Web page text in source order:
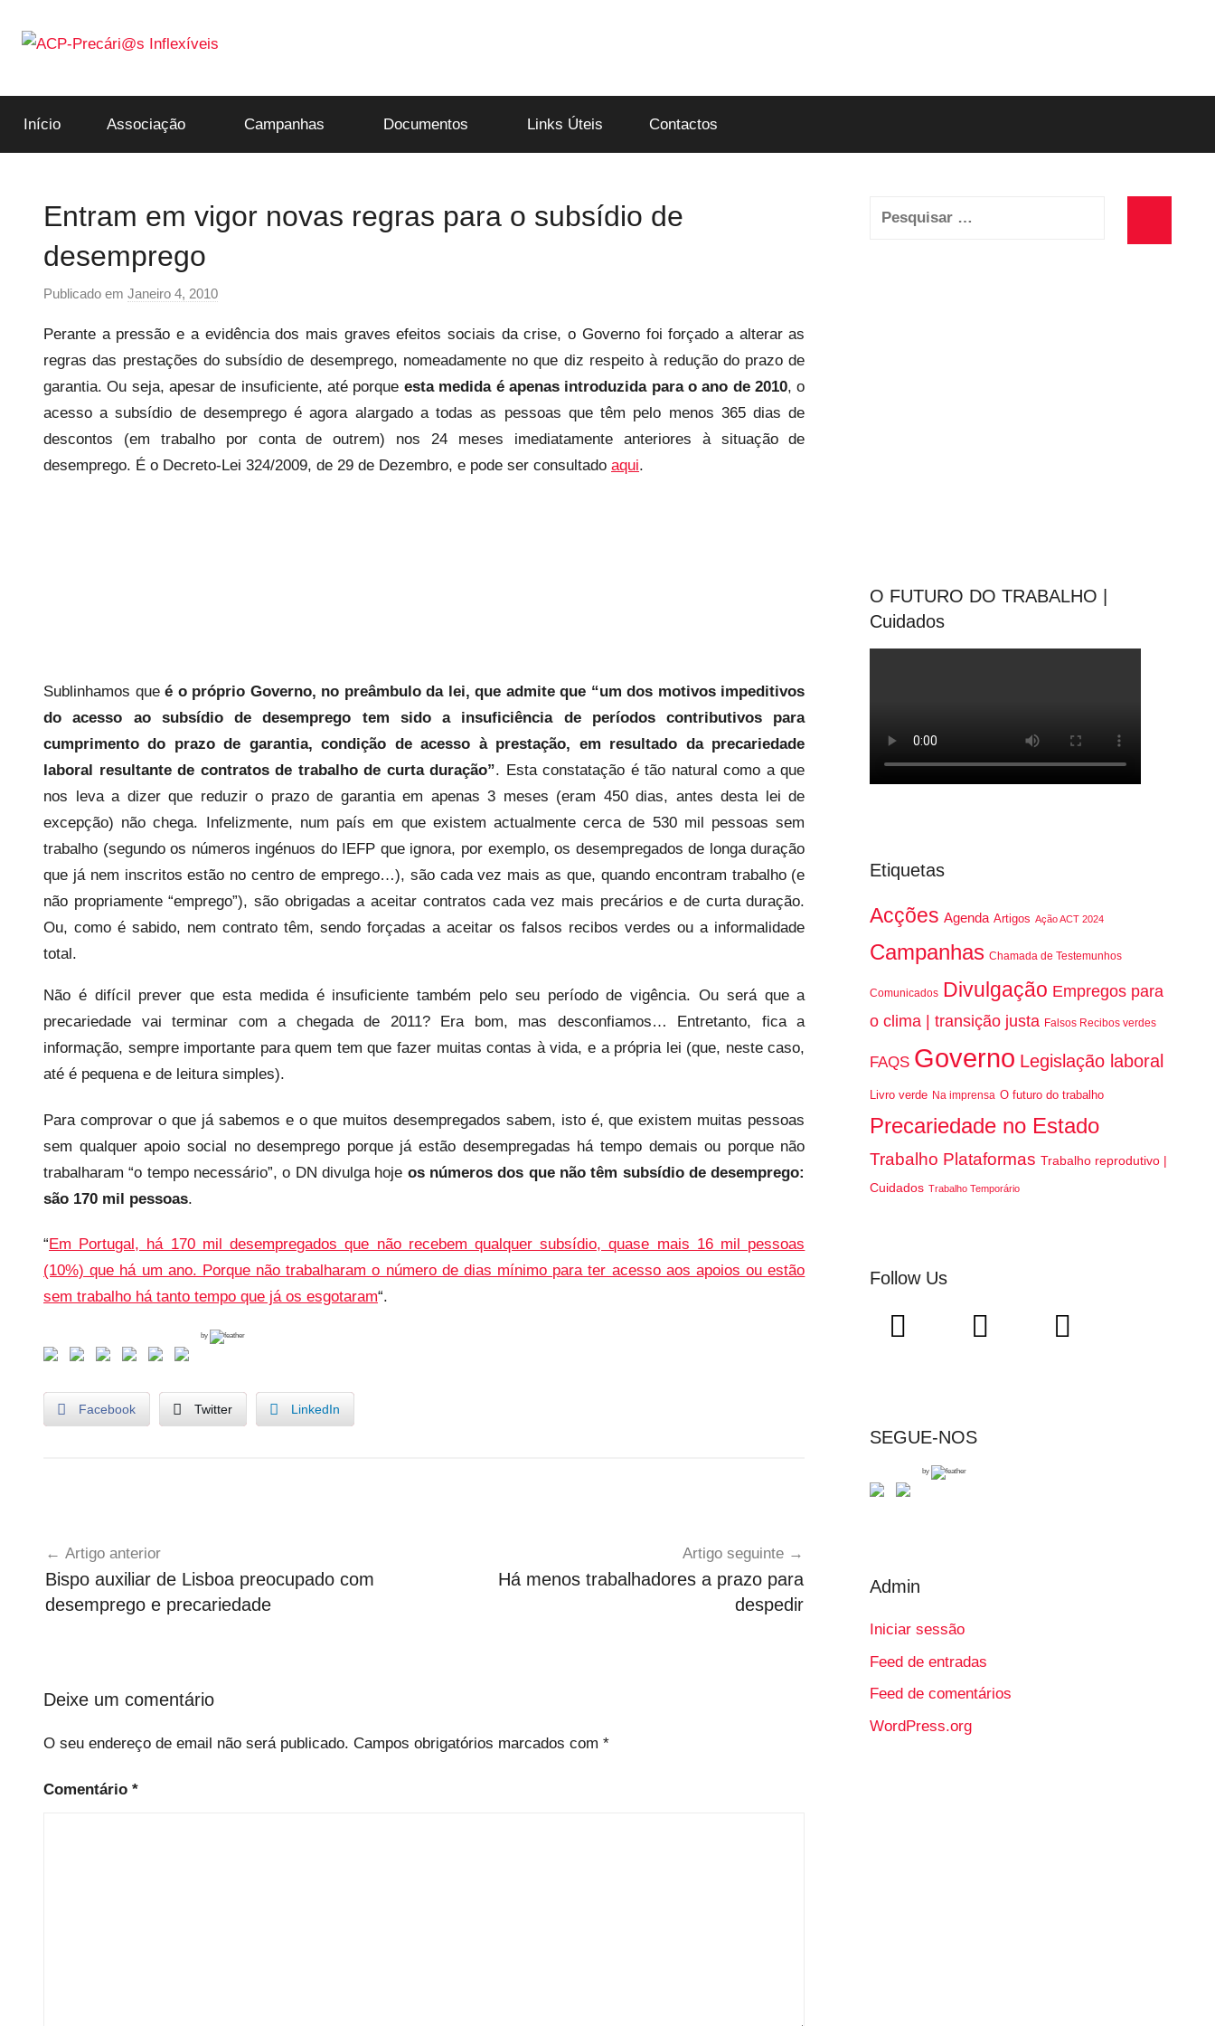
para
ACP-
Precári@s
Início Associação Campanhas Documentos Links Úteis Contactos
Entram em vigor novas regras para o subsídio de
desemprego
Publicado em Janeiro 4, 2010
r
p
r
e
a
x
i
v
e
i
Perante a pressão e a evidência dos mais graves efeitos sociais da crise, o Governo foi forçado a alterar as
regras das prestações do subsídio de desemprego, nomeadamente no que diz respeito à redução do prazo de
garantia. Ou seja, apesar de insuficiente, até porque esta medida é apenas introduzida para o ano de 2010, o
acesso a subsídio de desemprego é agora alargado a todas as pessoas que têm pelo menos 365 dias de
descontos (em trabalho por conta de outrem) nos 24 meses imediatamente anteriores à situação de
desemprego. É o Decreto-Lei 324/2009, de 29 de Dezembro, e pode ser consultado aqui.
Sublinhamos queé o próprio Governo, no preâmbulo da lei, que admite que “um dos motivos impeditivos
do acesso ao subsídio de desemprego tem sido a insuficiência de períodos contributivos para
cumprimento do prazo de garantia, condição de acesso à prestação, em resultado da precariedade
laboral resultante de contratos de trabalho de curta duração”. Esta constatação é tão natural como a que
nos leva a dizer que reduzir o prazo de garantia em apenas 3 meses (eram 450 dias, antes desta lei de
excepção) não chega. Infelizmente, num país em que existem actualmente cerca de 530 mil pessoas sem
trabalho (segundo os números ingénuos do IEFP que ignora, por exemplo, os desempregados de longa duração
que já nem inscritos estão no centro de emprego…), são cada vez mais as que, quando encontram trabalho (e
não propriamente “emprego”), são obrigadas a aceitar contratos cada vez mais precários e de curta duração.
Ou, como é sabido, nem contrato têm, sendo forçadas a aceitar os falsos recibos verdes ou a informalidade
total.
Não é difícil prever que esta medida é insuficiente também pelo seu período de vigência. Ou será que a
precariedade vai terminar com a chegada de 2011? Era bom, mas desconfiamos… Entretanto, fica a
informação, sempre importante para quem tem que fazer muitas contas à vida, e a própria lei (que, neste caso,
até é pequena e de leitura simples).
Para comprovar o que já sabemos e o que muitos desempregados sabem, isto é, que existem muitas pessoas
sem qualquer apoio social no desemprego porque já estão desempregadas há tempo demais ou porque não
trabalharam “o tempo necessário”, o DN divulga hoje os números dos que não têm subsídio de desemprego:
são 170 mil pessoas.
“Em Portugal, há 170 mil desempregados que não recebem qualquer subsídio, quase mais 16 mil pessoas
(10%) que há um ano. Porque não trabalharam o número de dias mínimo para ter acesso aos apoios ou estão
sem trabalho há tanto tempo que já os esgotaram“.
by
Facebook Twitter LinkedIn
v
e
r
artigos
Artigo anterior
Bispo auxiliar de Lisboa preocupado com
desemprego e precariedade
Artigo seguinte
Há menos trabalhadores a prazo para
despedir
Deixe um comentário
O seu endereço de email não será publicado. Campos obrigatórios marcados com *
Comentário *
Pesquisar
O FUTURO DO TRABALHO |
Cuidados
Etiquetas
Acções Agenda Artigos Ação ACT 2024
Campanhas Chamada de Testemunhos
Comunicados Divulgação Empregos para
o clima | transição justa Falsos Recibos verdes
FAQS Governo Legislação laboral
Livro verde Na imprensa O futuro do trabalho
Precariedade no Estado
Trabalho Plataformas Trabalho reprodutivo |
Cuidados Trabalho Temporário
Follow Us
SEGUE-NOS
by
Admin
Iniciar sessão
Feed de entradas
Feed de comentários
WordPress.org